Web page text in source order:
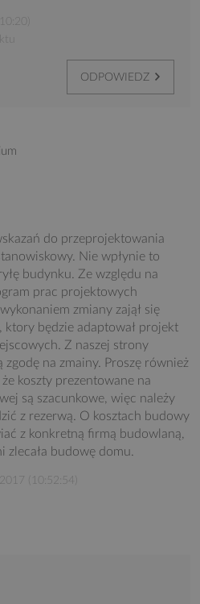
ODPOWIEDZ
do przeprojektowania
Nie wpłynie to
budynku. Ze względu na
prac projektowych
zmiany zajął się
ktory będzie adaptował projekt
Z naszej strony
zgodę na zmainy. Proszę również
koszty prezentowane na
są szacunkowe, więc należy
z rezerwą. O kosztach budowy
z konkretną firmą budowlaną,
zlecała budowę domu.
(10:52:54)